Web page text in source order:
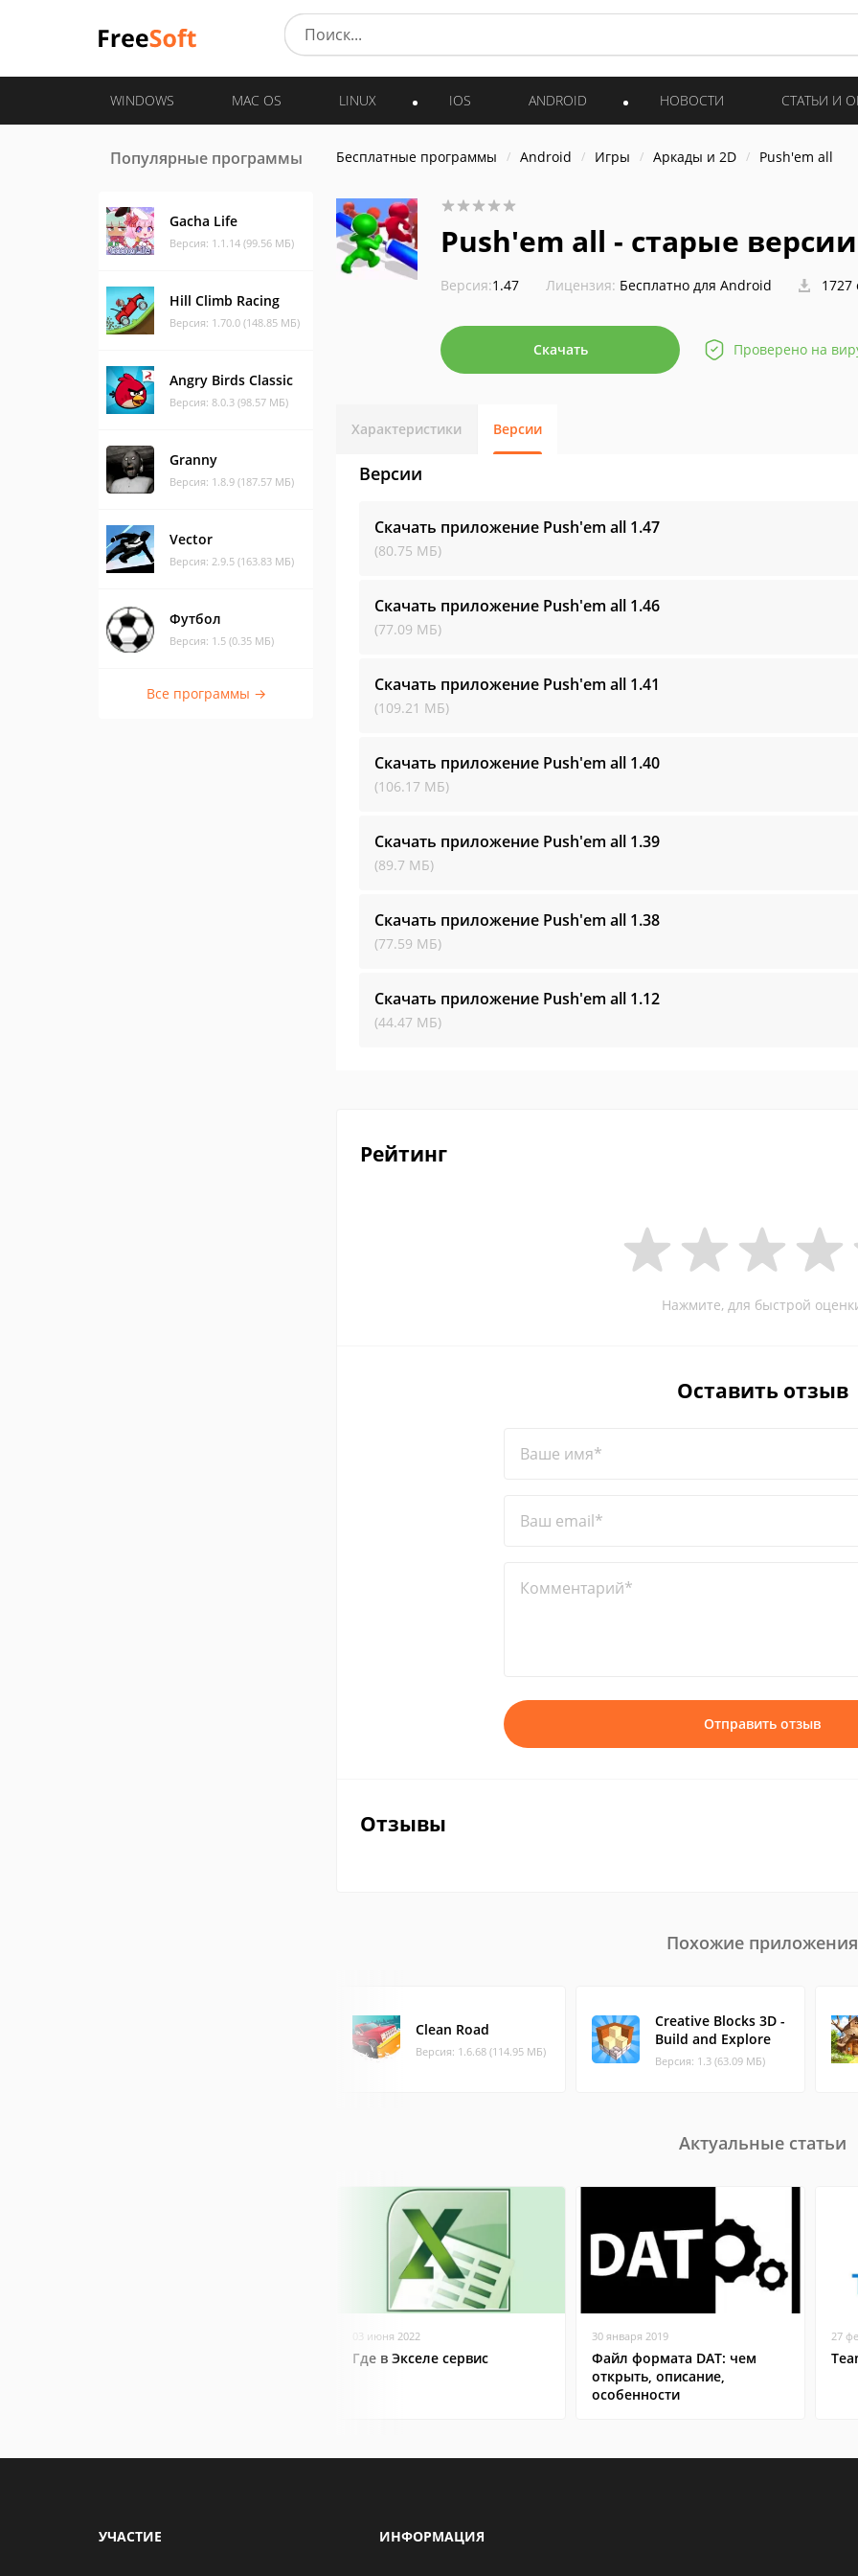
WINDOWS MAC OS LINUX IOS ANDROID НОВОСТИ СТАТЬИ И
Популярные программы
Gacha Life
Версия: 1.1.14 (99.56 МБ)
Hill Climb Racing
Версия: 1.70.0 (148.85 МБ)
Angry Birds Classic
Версия: 8.0.3 (98.57 МБ)
Granny
Версия: 1.8.9 (187.57 МБ)
Vector
Версия: 2.9.5 (163.83 МБ)
Футбол
Версия: 1.5 (0.35 МБ)
Все программы →
Бесплатные программы Android Игры Аркады и 2D Push'em all
Push'em all - старые версии
Версия:1.47 Лицензия: Бесплатно для Android 1727
Скачать Проверено на
Характеристики Версии
Версии
Скачать приложение Push'em all 1.47
(80.75 МБ)
Скачать приложение Push'em all 1.46
(77.09 МБ)
Скачать приложение Push'em all 1.41
(109.21 МБ)
Скачать приложение Push'em all 1.40
(106.17 МБ)
Скачать приложение Push'em all 1.39
(89.7 МБ)
Скачать приложение Push'em all 1.38
(77.59 МБ)
Скачать приложение Push'em all 1.12
(44.47 МБ)
Рейтинг
Нажмите, для быстрой
Оставить отзыв
Ваше имя*
Ваш email*
Комментарий*
Отправить отзыв
Отзывы
Похожие приложения
Clean Road
Версия: 1.6.68 (114.95 МБ)
Creative Blocks 3D -
Build and Explore
Версия: 1.3 (63.09 МБ)
Актуальные статьи
03 июня 2022
Где в Экселе сервис
30 января 2019
Файл формата DAT: чем
открыть, описание,
особенности
27
УЧАСТИЕ ИНФОРМАЦИЯ